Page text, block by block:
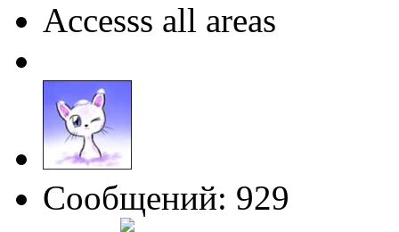
Accesss all areas
Сообщений: 929